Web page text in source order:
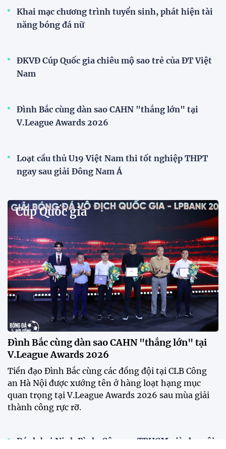
Khai mạc chương trình tuyển sinh, phát hiện tài
năng bóng đá nữ
ĐKVĐ Cúp Quốc gia chiêu mộ sao trẻ của ĐT Việt
Nam
Đình Bắc cùng dàn sao CAHN "thắng lớn" tại
V.League Awards 2026
Loạt cầu thủ U19 Việt Nam thi tốt nghiệp THPT
ngay sau giải Đông Nam Á
Cúp Quốc gia
Đình Bắc cùng dàn sao CAHN "thắng lớn" tại
V.League Awards 2026
Tiền đạo Đình Bắc cùng các đồng đội tại CLB Công
an Hà Nội được xướng tên ở hàng loạt hạng mục
quan trọng tại V.League Awards 2026 sau mùa giải
thành công rực rỡ.
Đánh bại Ninh Bình, Công an TPHCM giành ngôi